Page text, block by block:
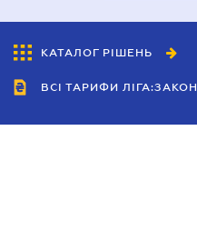
КАТАЛОГ РІШЕНЬ
ВСІ ТАРИФИ ЛІГА:ЗАКОН